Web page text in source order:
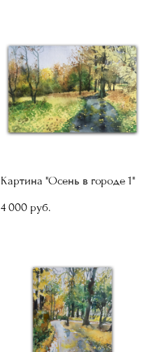
Картина "Осень в городе 1"
4 000 pуб.